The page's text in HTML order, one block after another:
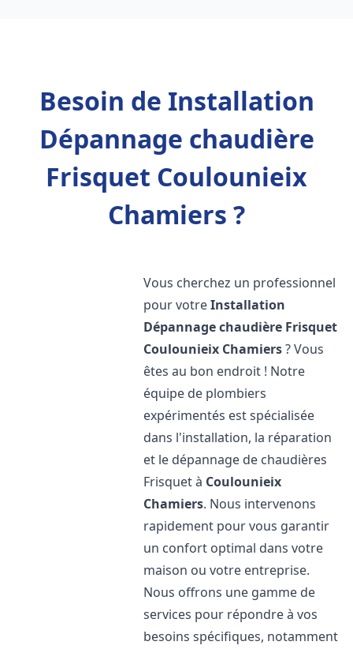
Besoin de Installation
Dépannage chaudière
Frisquet Coulounieix
Chamiers ?
Vous cherchez un professionnel
pour votreInstallation
Dépannage chaudière Frisquet
Coulounieix Chamiers? Vous
êtes au bon endroit ! Notre
équipe de plombiers
expérimentés est spécialisée
dans l'installation, la réparation
et le dépannage de chaudières
Frisquet à Coulounieix
Chamiers. Nous intervenons
rapidement pour vous garantir
un confort optimal dans votre
maison ou votre entreprise.
Nous offrons une gamme de
services pour répondre à vos
besoins spécifiques, notamment